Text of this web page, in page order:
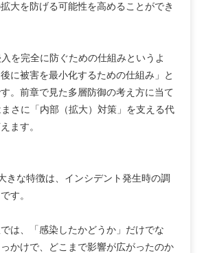
大を防げる可能性を高めることができ
を完全に防ぐための仕組みというよ
に被害を最小化するための仕組み」と
。前章で見た多層防御の考え方に当て
さに「内部（拡大）対策」を支える代
ます。
きな特徴は、インシデント発生時の調
す。
は、「感染したかどうか」だけでな
かけで、どこまで影響が広がったのか